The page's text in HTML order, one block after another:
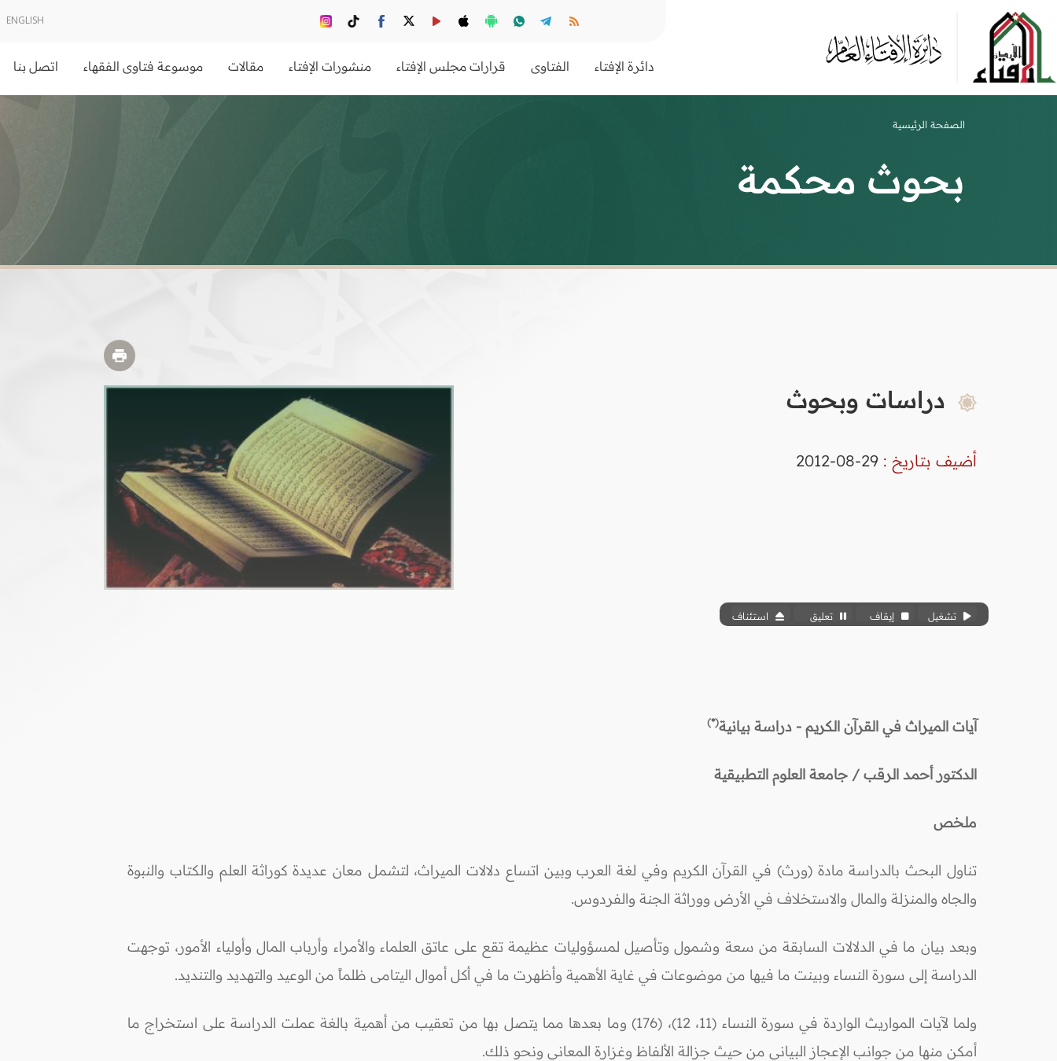
ENGLISH
دائرة الإفتاء الفتاوى قرارات مجلس الإفتاء منشورات الإفتاء مقالات موسوعة فتاوى الفقهاء اتصل بنا
الصفحة الرئيسية
بحوث محكمة
دراسات وبحوث
أضيف بتاريخ : 29-08-2012
تشغيل إيقاف تعليق استئناف
آيات الميراث في القرآن الكريم - دراسة بيانية(*)
الدكتور أحمد الرقب / جامعة العلوم التطبيقية
ملخص
تناول البحث بالدراسة مادة (ورث) في القرآن الكريم وفي لغة العرب وبين اتساع دلالات الميراث، لتشمل معان عديدة كوراثة العلم والكتاب والنبوة
والجاه والمنزلة والمال والاستخلاف في الأرض ووراثة الجنة والفردوس.
وبعد بيان ما في الدلالات السابقة من سعة وشمول وتأصيل لمسؤوليات عظيمة تقع على عاتق العلماء والأمراء وأرباب المال وأولياء الأمور، توجهت
الدراسة إلى سورة النساء وبينت ما فيها من موضوعات في غاية الأهمية وأظهرت ما في أكل أموال اليتامى ظلماً من الوعيد والتهديد والتنديد.
ولما لآيات المواريث الواردة في سورة النساء (11، 12)، (176) وما بعدها مما يتصل بها من تعقيب من أهمية بالغة عملت الدراسة على استخراج ما
أمكن منها من جوانب الإعجاز البياني من حيث جزالة الألفاظ وغزارة المعاني ونحو ذلك.